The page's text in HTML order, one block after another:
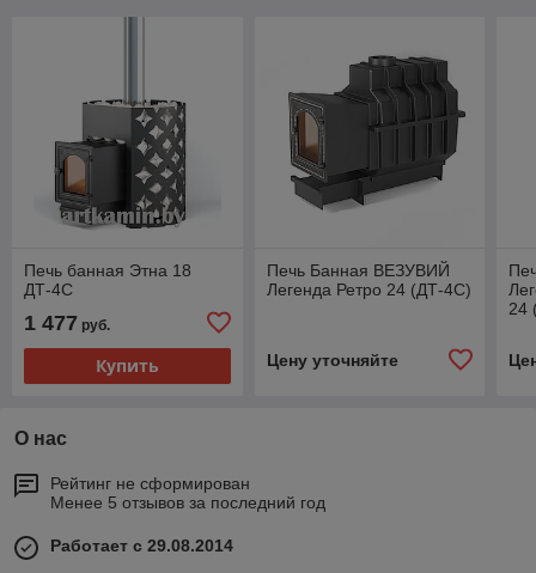
Печь банная Этна 18
ДТ-4С
1 477 руб.
Купить
Печь Банная ВЕЗУВИЙ
Легенда Ретро 24 (ДТ-4С)
Цену уточняйте
24
О нас
Рейтинг не сформирован
Менее 5 отзывов за последний год
Работает с 29.08.2014